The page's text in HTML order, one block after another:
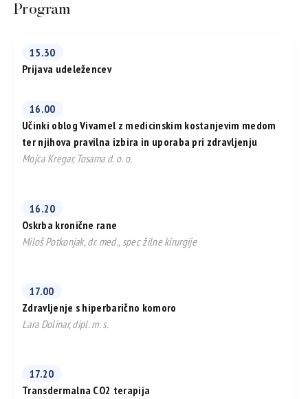
Program
15.30
Prijava udeležencev
16.00
Učinki oblog Vivamel z medicinskim kostanjevim medom
ter njihova pravilna izbira in uporaba pri zdravljenju
Mojca Kregar, Tosama d. o. o.
16.20
Oskrba kronične rane
Miloš Potkonjak, dr. med., spec žilne kirurgije
17.00
Zdravljenje s hiperbarično komoro
Lara Dolinar, dipl. m. s.
17.20
Transdermalna CO2 terapija